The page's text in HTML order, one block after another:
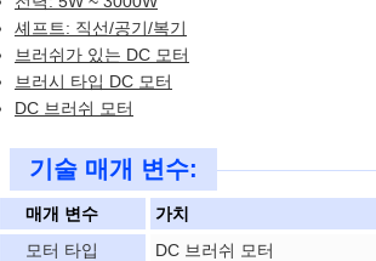
셰프트: 직선/공기/복기
브러쉬가 있는 DC 모터
브러시 타입 DC 모터
DC 브러쉬 모터
기술 매개 변수:
매개 변수
가치
모터 타입
DC 브러쉬 모터